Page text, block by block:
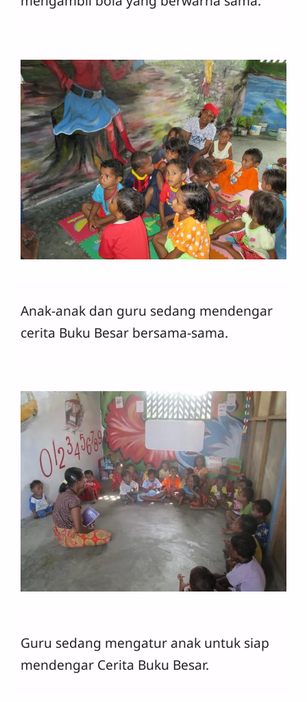
Anak-anak dan guru sedang mendengar
cerita Buku Besar bersama-sama.
Guru sedang mengatur anak untuk siap
mendengar Cerita Buku Besar.